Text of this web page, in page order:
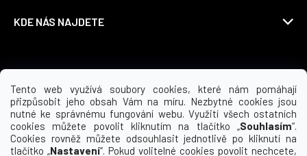
Tento web využívá soubory cookies, které nám pomáhají
přizpůsobit jeho obsah Vám na míru. Nezbytné cookies jsou
nutné ke správnému fungování webu. Využití všech ostatních
cookies můžete povolit kliknutím na tlačítko „Souhlasím“.
Cookies rovněž můžete odsouhlasit jednotlivě po kliknutí na
tlačítko „Nastavení“. Pokud volitelné cookies povolit nechcete,
KDE NÁS NAJDETE
Možnosti dopravy